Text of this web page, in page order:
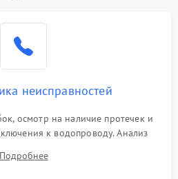
неисправностей
осмотр на наличие протечек и
к водопроводу. Анализ
слива, нагрева, вращения
срабатывание системы защиты
Подробнее